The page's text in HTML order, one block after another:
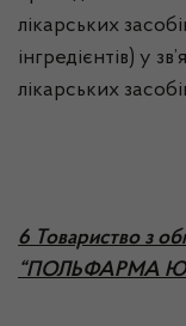
лікарських
інгредієнтів) у
лікарських
6 Товариство з
“ПОЛЬФАРМА